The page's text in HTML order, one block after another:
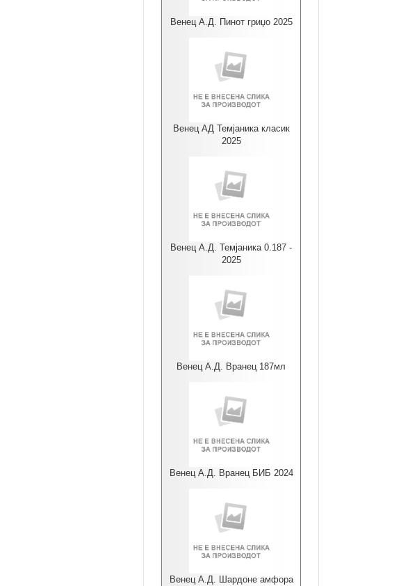
Венец А.Д. Пинот гриџо 2025
Венец АД Темјаника класик
2025
Венец А.Д. Темјаника 0.187 -
2025
Венец А.Д. Вранец 187мл
Венец А.Д. Вранец БИБ 2024
Венец А.Д. Шардоне амфора